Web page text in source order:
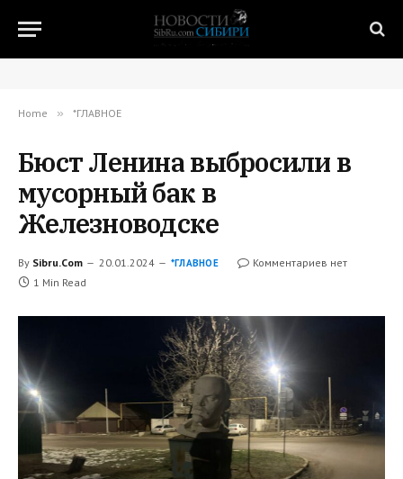
Home » *ГЛАВНОЕ
Бюст Ленина выбросили в
мусорный бак в
Железноводске
By Sibru.Com 20.01.2024 *ГЛАВНОЕ
Комментариев нет
1 Min Read